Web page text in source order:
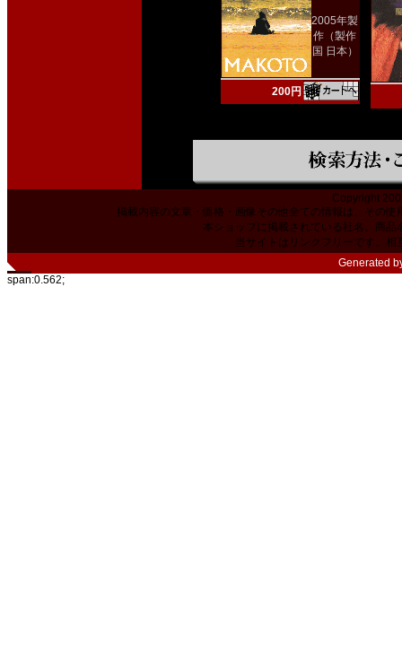
2005年製
作（製作
国 日本）
200円
Copyright
掲載内容の文章・価格・画像その他全ての情報は、その
本ショップに掲載されている社名、商
当サイトはリンクフリーです。相
Generated
span:0.562;